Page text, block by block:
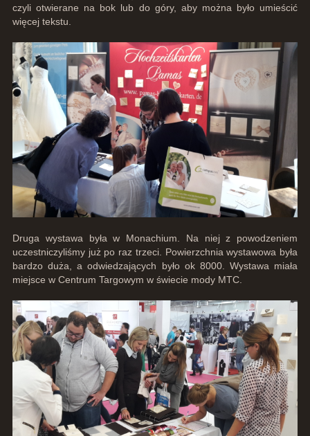
czyli otwierane na bok lub do góry, aby można było umieścić
więcej tekstu.
Druga wystawa była w Monachium. Na niej z powodzeniem
uczestniczyliśmy już po raz trzeci. Powierzchnia wystawowa była
bardzo duża, a odwiedzających było ok 8000. Wystawa miała
miejsce w Centrum Targowym w świecie mody MTC.